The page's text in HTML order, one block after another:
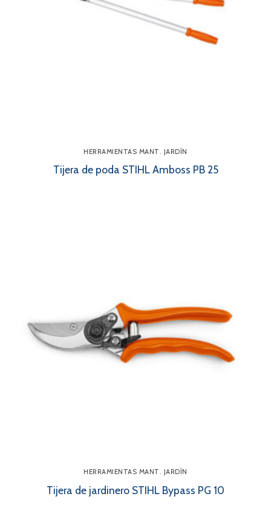
HERRAMIENTAS MANT. JARDÍN
Tijera de poda STIHL Amboss PB 25
HERRAMIENTAS MANT. JARDÍN
Tijera de jardinero STIHL Bypass PG 10